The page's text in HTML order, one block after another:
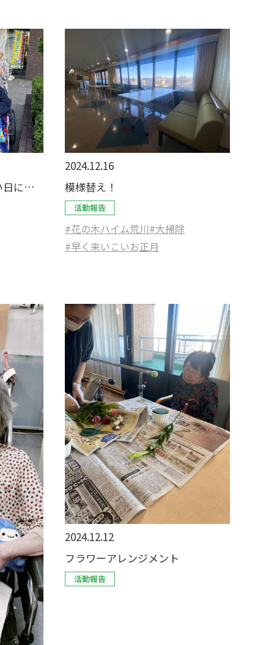
日に…
2024.12.16
模様替え！
活動報告
#花の木ハイム荒川#大掃除
#早く来いこいお正月
2024.12.12
フラワーアレンジメント
活動報告